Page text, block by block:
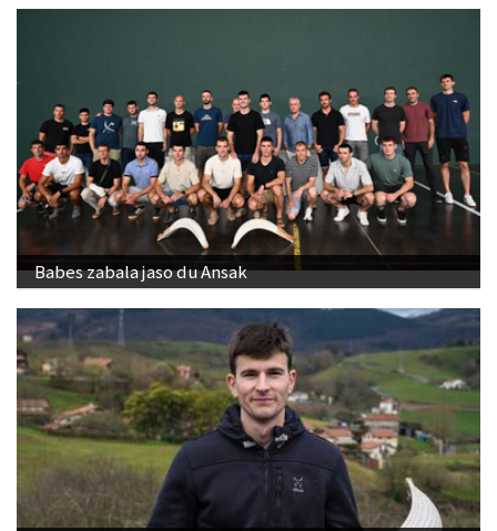
Babes zabala jaso du Ansak